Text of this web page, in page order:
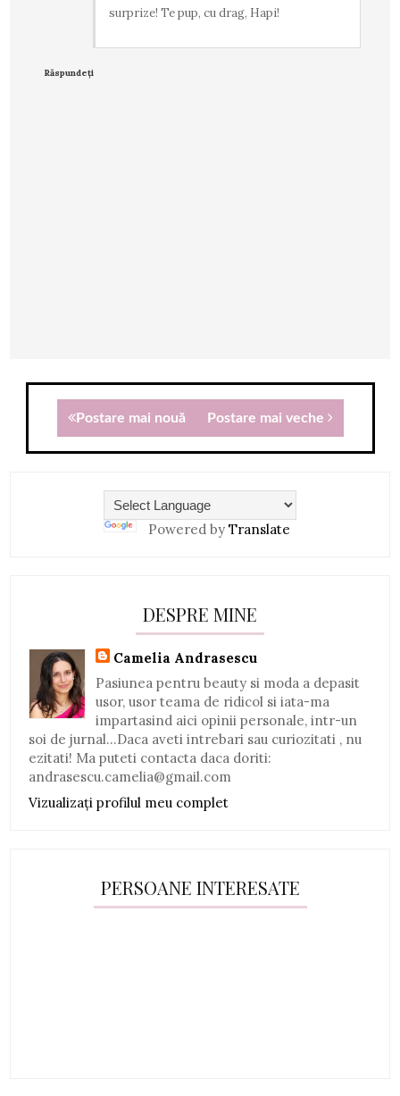
surprize! Te pup, cu drag, Hapi!
Răspundeți
Postare mai nouă Postare mai veche
Powered by Translate
DESPRE MINE
Camelia Andrasescu
Pasiunea pentru beauty si moda a depasit
usor, usor teama de ridicol si iata-ma
impartasind aici opinii personale, intr-un
soi de jurnal...Daca aveti intrebari sau curiozitati , nu
ezitati! Ma puteti contacta daca doriti:
andrasescu.camelia@gmail.com
Vizualizați profilul meu complet
PERSOANE INTERESATE